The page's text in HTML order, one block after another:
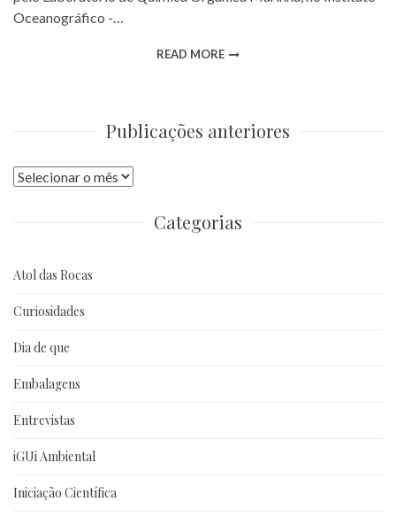
Oceanográfico -…
READ MORE
Publicações anteriores
Publicações
Categorias
Atol das Rocas
Curiosidades
Dia de que
Embalagens
Entrevistas
iGUi Ambiental
Iniciação Científica